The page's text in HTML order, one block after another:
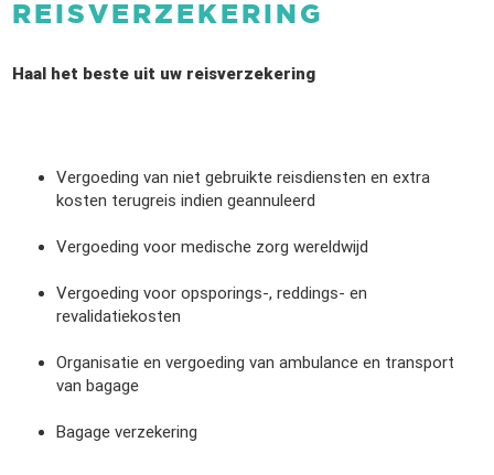
REISVERZEKERING
Haal het beste uit uw reisverzekering
Vergoeding van niet gebruikte reisdiensten en extra
kosten terugreis indien geannuleerd
Vergoeding voor medische zorg wereldwijd
Vergoeding voor opsporings-, reddings- en
revalidatiekosten
Organisatie en vergoeding van ambulance en transport
van bagage
Bagage verzekering